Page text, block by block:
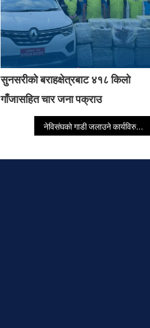
सुनसरीको बराहक्षेत्रबाट ४१८ किलो
गाँजासहित चार जना पक्राउ
नेविसंघको गाडी जलाउने कार्यविरुद्ध गगन थापाले गरे कडा निन्दा